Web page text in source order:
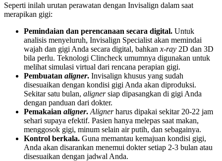
Seperti inilah urutan perawatan dengan Invisalign dalam saat
merapikan gigi:
Pemindaian dan perencanaan secara digital. Untuk
analisis menyeluruh, Invisalign Specialist akan memindai
wajah dan gigi Anda secara digital, bahkan x-ray 2D dan 3D
bila perlu. Teknologi Clincheck umumnya digunakan untuk
melihat simulasi virtual dari rencana perapian gigi.
Pembuatan aligner. Invisalign khusus yang sudah
disesuaikan dengan kondisi gigi Anda akan diproduksi.
Sekitar satu bulan, alignersiap dipasangkan di gigi Anda
dengan panduan dari dokter.
Pemakaian aligner. Alignerharus dipakai sekitar 20-22 jam
sehari supaya efektif. Pasien hanya melepas saat makan,
menggosok gigi, minum selain air putih, dan sebagainya.
Kontrol berkala. Guna memantau kemajuan kondisi gigi,
Anda akan disarankan menemui dokter setiap 2-3 bulan atau
disesuaikan dengan jadwal Anda.